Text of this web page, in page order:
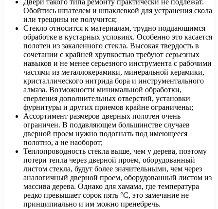
Двери такого типа ремонту практически не подлежат.
Обойтись шпателем и шпаклевкой для устранения скола
или трещины не получится;
Стекло относится к материалам, трудно поддающимся
обработке в кустарных условиях. Особенно это касается
полотен из закаленного стекла. Высокая твердость в
сочетании с крайней хрупкостью требуют серьезных
навыков и не менее серьезного инструмента с рабочими
частями из металлокерамики, минеральной керамики,
кристаллического нитрида бора и инструментального
алмаза. Возможности минимальной обработки,
сверления дополнительных отверстий, установки
фурнитуры и других приемов крайне ограничены;
Ассортимент размеров дверных полотен очень
ограничен. В подавляющем большинстве случаев
дверной проем нужно подогнать под имеющееся
полотно, а не наоборот;
Теплопроводность стекла выше, чем у дерева, поэтому
потери тепла через дверной проем, оборудованный
листом стекла, будут более значительными, чем через
аналогичный дверной проем, оборудованный листом из
массива дерева. Однако для хамама, где температура
редко превышает сорок пять °С, это замечание не
принципиально и им можно пренебречь.